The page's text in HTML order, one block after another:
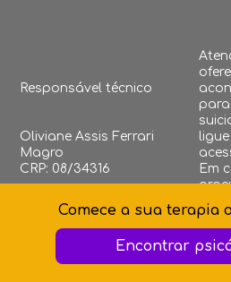
Comece a sua terapia
Encontrar
Responsável técnico
Oliviane Assis Ferrari
Magro
CRP: 08/34316
ligue
Em